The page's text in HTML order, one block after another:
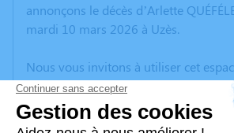
annonçons le décès d’Arlette
mardi 10 mars 2026 à Uzès.
Nous vous invitons à utiliser cet
vos condoléances, partager des
anecdote ou exprimer vos pensées à
poèmes ou des textes. Cet endroit est